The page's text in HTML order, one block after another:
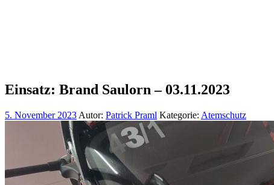
Einsatz: Brand Saulorn – 03.11.2023
5. November 2023 Autor: Patrick Praml Kategorie: Atemschutz